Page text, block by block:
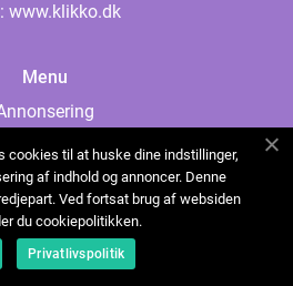
www.klikko.dk
Menu
Cookies
oss
Sitemap
cookies til at huske dine indstillinger,
af indhold og annoncer. Denne
Ved fortsat brug af websiden
du cookiepolitikken.
Privatlivspolitik